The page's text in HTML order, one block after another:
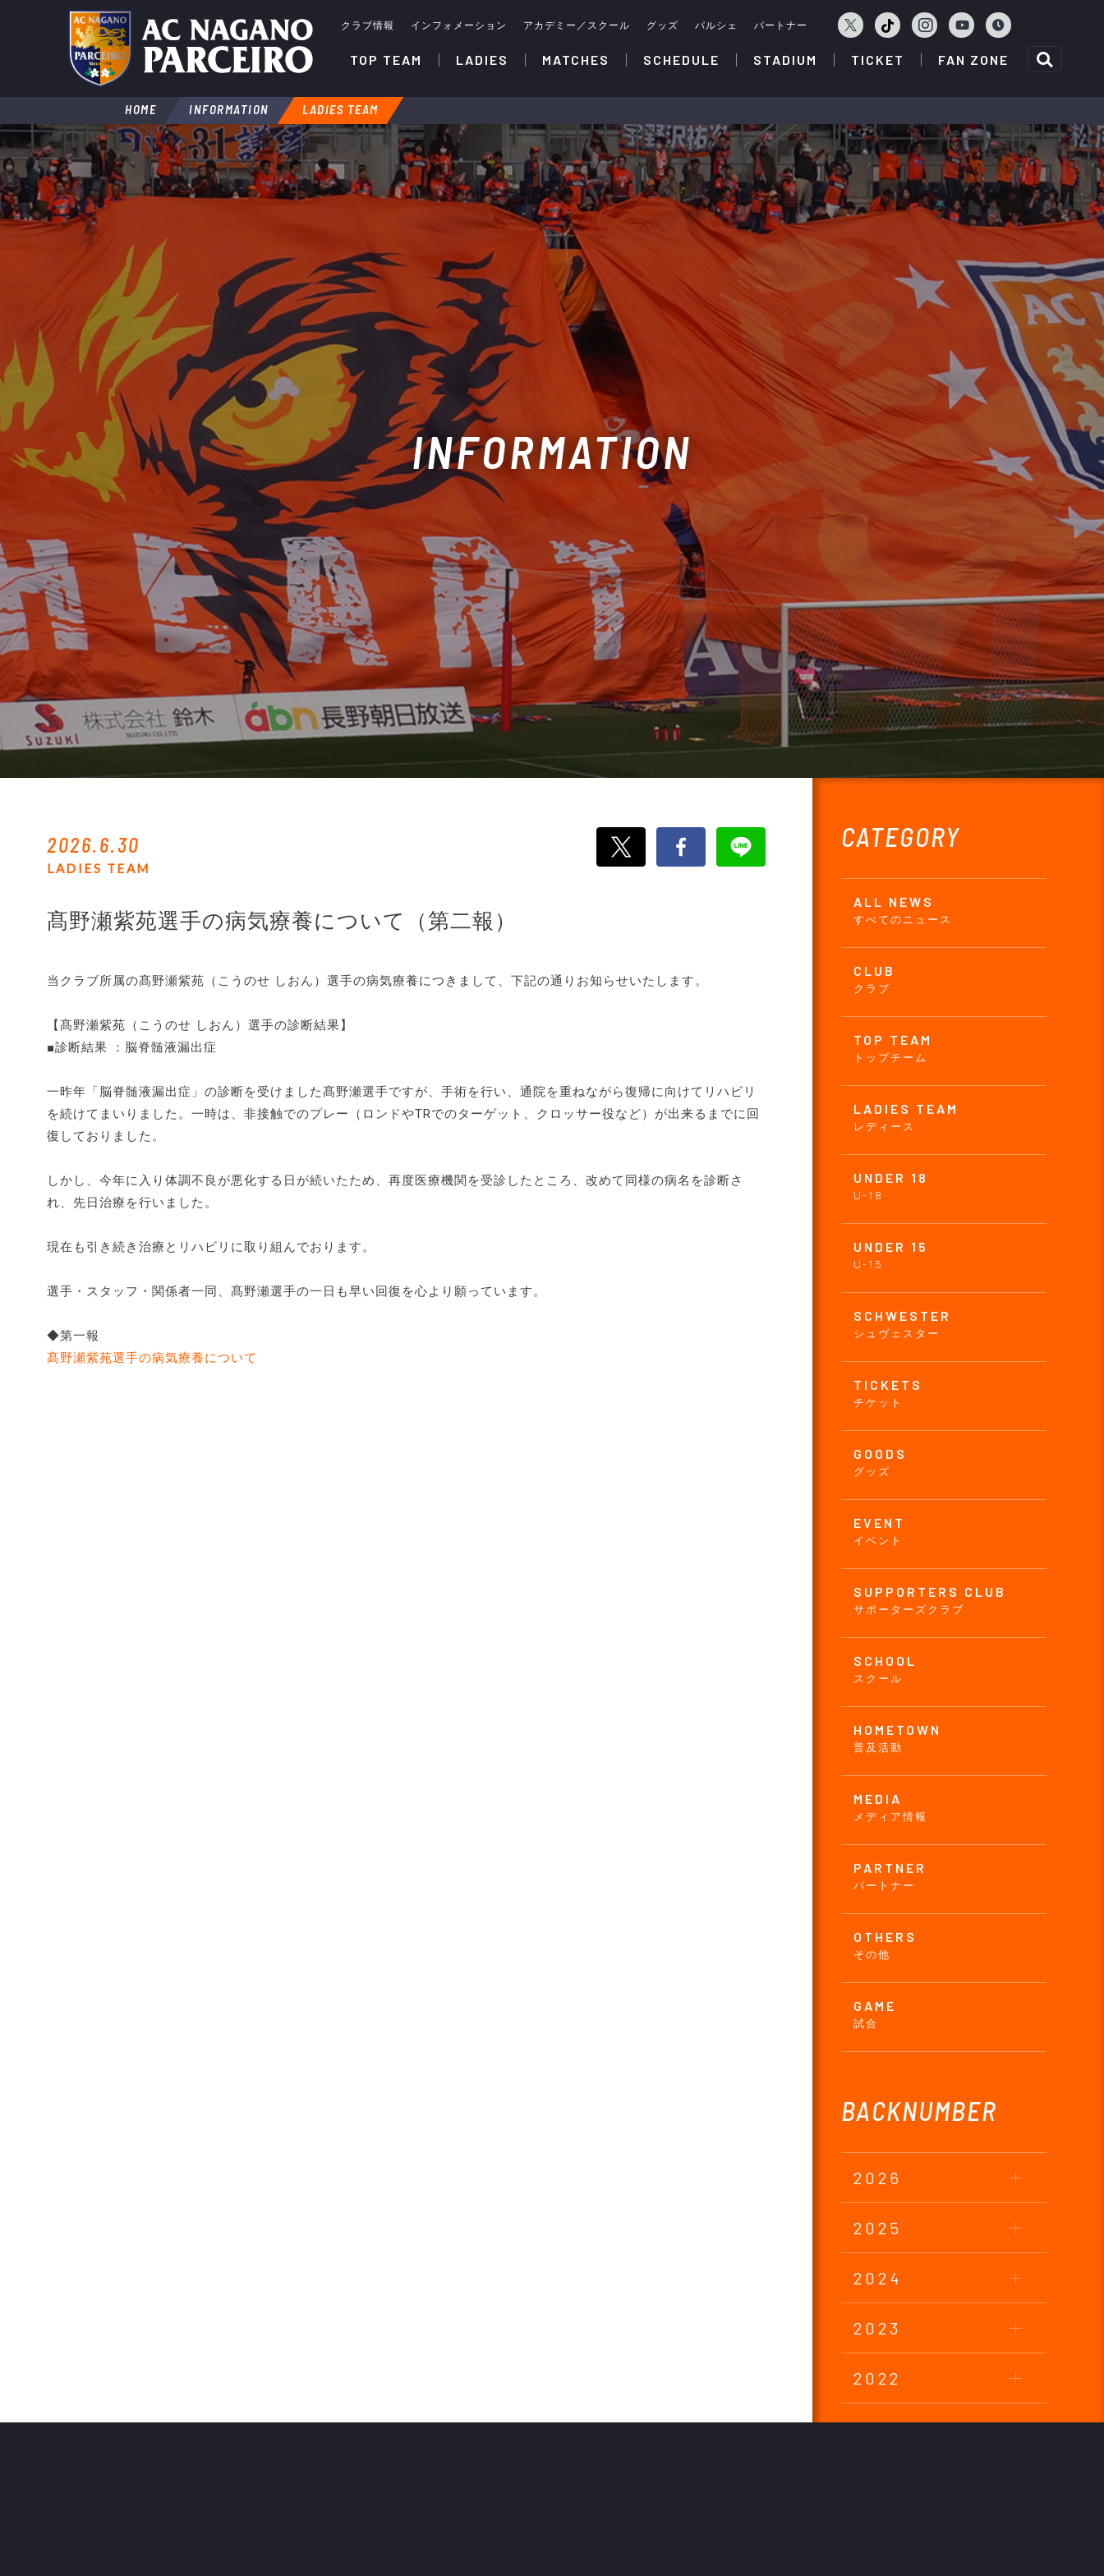
クラブ情報 インフォメーション アカデミー／スクール グッズ パルシェ パートナー
TOP TEAM LADIES MATCHES SCHEDULE STADIUM TICKET FAN ZONE
HOME INFORMATION LADIES TEAM
INFORMATION
CATEGORY
ALL NEWS
すべてのニュース
CLUB
クラブ
TOP TEAM
トップチーム
LADIES TEAM
レディース
UNDER 18
U-18
UNDER 15
U-15
SCHWESTER
シュヴェスター
TICKETS
チケット
GOODS
グッズ
EVENT
イベント
SUPPORTERS CLUB
サポーターズクラブ
SCHOOL
スクール
HOMETOWN
普及活動
MEDIA
メディア情報
PARTNER
パートナー
OTHERS
その他
GAME
試合
BACKNUMBER
2026
2025
2024
2023
2022
2021
2026.6.30
LADIES TEAM
髙野瀬紫苑選手の病気療養について（第二報）
当クラブ所属の髙野瀬紫苑（こうのせ しおん）選手の病気療養につきまして、下記の通りお知らせいたします。
【髙野瀬紫苑（こうのせ しおん）選手の診断結果】
■診断結果 ：脳脊髄液漏出症
一昨年「脳脊髄液漏出症」の診断を受けました髙野瀬選手ですが、手術を行い、通院を重ねながら復帰に向けてリハビリ
を続けてまいりました。一時は、非接触でのプレー（ロンドやTRでのターゲット、クロッサー役など）が出来るまでに回
復しておりました。
しかし、今年に入り体調不良が悪化する日が続いたため、再度医療機関を受診したところ、改めて同様の病名を診断さ
れ、先日治療を行いました。
現在も引き続き治療とリハビリに取り組んでおります。
選手・スタッフ・関係者一同、髙野瀬選手の一日も早い回復を心より願っています。
◆第一報
髙野瀬紫苑選手の病気療養について